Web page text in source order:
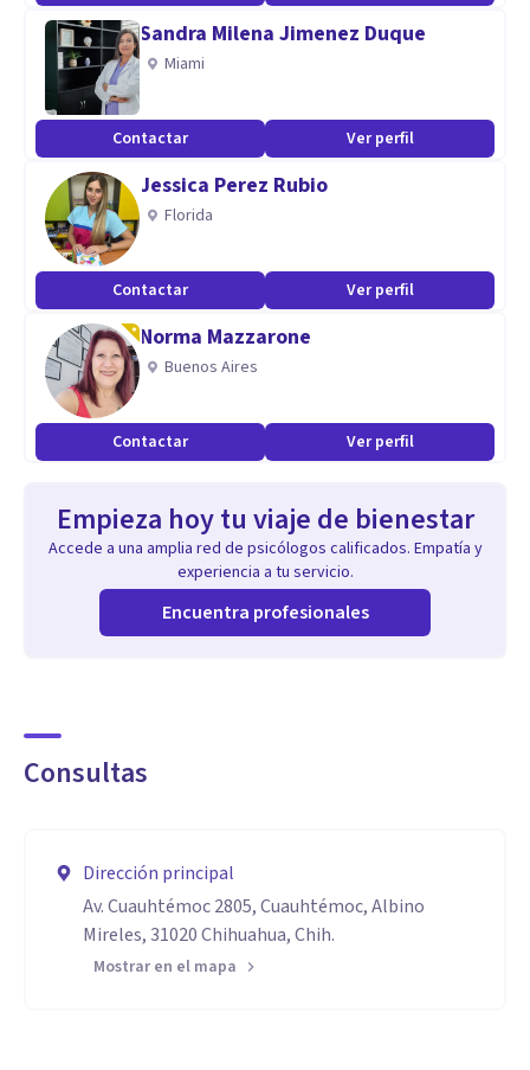
Sandra Milena Jimenez Duque
Miami
Contactar Ver perfil
Jessica Perez Rubio
Florida
Contactar Ver perfil
Norma Mazzarone
Buenos Aires
Contactar Ver perfil
Empieza hoy tu viaje de bienestar
Accede a una amplia red de psicólogos calificados. Empatía y
experiencia a tu servicio.
Encuentra profesionales
Consultas
Dirección principal
Av. Cuauhtémoc 2805, Cuauhtémoc, Albino
Mireles, 31020 Chihuahua, Chih.
Mostrar en el mapa